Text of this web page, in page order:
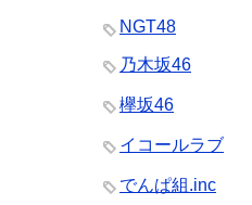
NGT48
乃木坂46
欅坂46
イコールラブ
でんぱ組.inc